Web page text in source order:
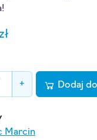
+ Dodaj
Marcin